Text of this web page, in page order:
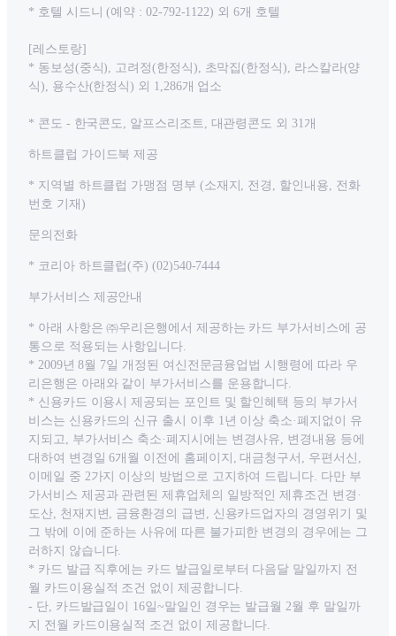
* 호텔 시드니 (예약 : 02-792-1122) 외 6개 호텔
[레스토랑]
* 동보성(중식), 고려정(한정식), 초막집(한정식), 라스칼라(양
식), 용수산(한정식) 외 1,286개 업소
* 콘도 - 한국콘도, 알프스리조트, 대관령콘도 외 31개
하트클럽 가이드북 제공
* 지역별 하트클럽 가맹점 명부 (소재지, 전경, 할인내용, 전화
번호 기재)
문의전화
* 코리아 하트클럽(주) (02)540-7444
부가서비스 제공안내
* 아래 사항은 ㈜우리은행에서 제공하는 카드 부가서비스에 공
통으로 적용되는 사항입니다.
* 2009년 8월 7일 개정된 여신전문금융업법 시행령에 따라 우
리은행은 아래와 같이 부가서비스를 운용합니다.
* 신용카드 이용시 제공되는 포인트 및 할인혜택 등의 부가서
비스는 신용카드의 신규 출시 이후 1년 이상 축소·폐지없이 유
지되고, 부가서비스 축소·폐지시에는 변경사유, 변경내용 등에
대하여 변경일 6개월 이전에 홈페이지, 대금청구서, 우편서신,
이메일 중 2가지 이상의 방법으로 고지하여 드립니다. 다만 부
가서비스 제공과 관련된 제휴업체의 일방적인 제휴조건 변경·
도산, 천재지변, 금융환경의 급변, 신용카드업자의 경영위기 및
그 밖에 이에 준하는 사유에 따른 불가피한 변경의 경우에는 그
러하지 않습니다.
* 카드 발급 직후에는 카드 발급일로부터 다음달 말일까지 전
월 카드이용실적 조건 없이 제공합니다.
- 단, 카드발급일이 16일~말일인 경우는 발급월 2월 후 말일까
지 전월 카드이용실적 조건 없이 제공합니다.